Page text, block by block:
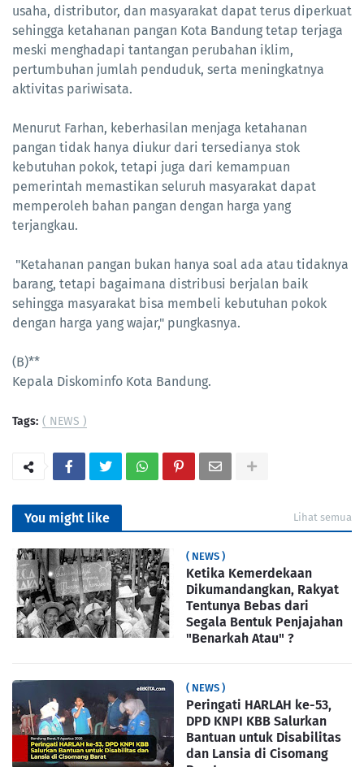
usaha, distributor, dan masyarakat dapat terus diperkuat
sehingga ketahanan pangan Kota Bandung tetap terjaga
meski menghadapi tantangan perubahan iklim,
pertumbuhan jumlah penduduk, serta meningkatnya
aktivitas pariwisata.
Menurut Farhan, keberhasilan menjaga ketahanan
pangan tidak hanya diukur dari tersedianya stok
kebutuhan pokok, tetapi juga dari kemampuan
pemerintah memastikan seluruh masyarakat dapat
memperoleh bahan pangan dengan harga yang
terjangkau.
"Ketahanan pangan bukan hanya soal ada atau tidaknya
barang, tetapi bagaimana distribusi berjalan baik
sehingga masyarakat bisa membeli kebutuhan pokok
dengan harga yang wajar," pungkasnya.
(B)**
Kepala Diskominfo Kota Bandung.
Tags: ( NEWS )
You might like Lihat semua
( NEWS )
Ketika Kemerdekaan
Dikumandangkan, Rakyat
Tentunya Bebas dari
Segala Bentuk Penjajahan
"Benarkah Atau" ?
( NEWS )
Peringati HARLAH ke-53,
DPD KNPI KBB Salurkan
Bantuan untuk Disabilitas
dan Lansia di Cisomang